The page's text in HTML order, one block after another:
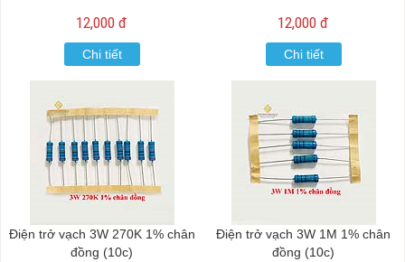
12,000 đ
Chi tiết
12,000 đ
Chi tiết
Điện trở vạch 3W 270K 1% chân
đồng (10c)
Điện trở vạch 3W 1M 1% chân
đồng (10c)